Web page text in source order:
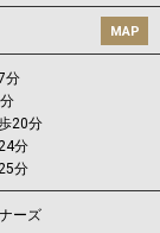
MAP
分
20分
分
分
ーズ